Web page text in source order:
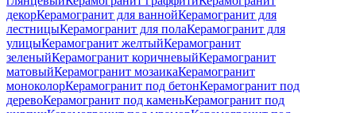
декорКерамогранит для ваннойКерамогранит для
лестницыКерамогранит для полаКерамогранит для
улицыКерамогранит желтыйКерамогранит
зеленыйКерамогранит коричневыйКерамогранит
матовыйКерамогранит мозаикаКерамогранит
моноколорКерамогранит под бетонКерамогранит под
деревоКерамогранит под каменьКерамогранит под